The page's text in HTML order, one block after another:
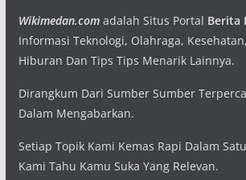
Wikimedan.comadalah Situs Portal Berita
Informasi Teknologi, Olahraga,
Hiburan Dan Tips Tips Menarik Lainnya.
Dirangkum Dari Sumber Sumber
Dalam Mengabarkan.
Setiap Topik Kami Kemas Rapi Dalam
Kami Tahu Kamu Suka Yang Relevan.